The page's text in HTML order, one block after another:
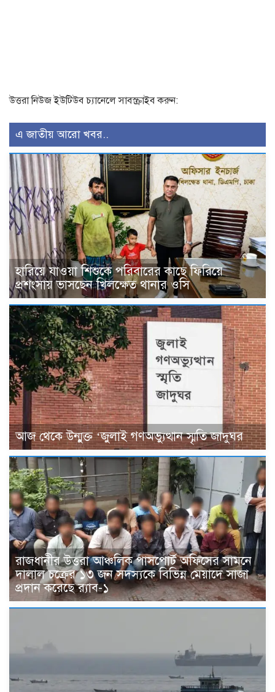
উত্তরা নিউজ ইউটিউব চ্যানেলে সাবস্ক্রাইব করুন:
এ জাতীয় আরো খবর..
হারিয়ে যাওয়া শিশুকে পরিবারের কাছে ফিরিয়ে
প্রশংসায় ভাসছেন খিলক্ষেত থানার ওসি
আজ থেকে উন্মুক্ত ‘জুলাই গণঅভ্যুত্থান স্মৃতি জাদুঘর
রাজধানীর উত্তরা আঞ্চলিক পাসপোর্ট অফিসের সামনে
দালাল চক্রের ১৩ জন সদস্যকে বিভিন্ন মেয়াদে সাজা
প্রদান করেছে র‌্যাব-১